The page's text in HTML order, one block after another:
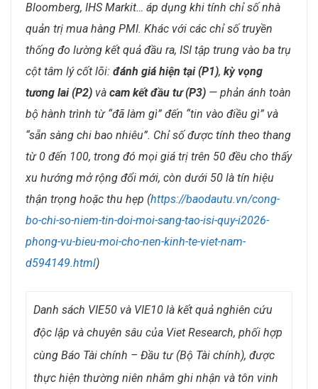
Bloomberg, IHS Markit… áp dụng khi tính chỉ số nhà
quản trị mua hàng PMI. Khác với các chỉ số truyền
thống đo lường kết quả đầu ra, ISI tập trung vào ba trụ
cột tâm lý cốt lõi: đánh giá hiện tại (P1), kỳ vọng
tương lai (P2) và cam kết đầu tư (P3) — phản ánh toàn
bộ hành trình từ “đã làm gì” đến “tin vào điều gì” và
“sẵn sàng chi bao nhiêu”. Chỉ số được tính theo thang
từ 0 đến 100, trong đó mọi giá trị trên 50 đều cho thấy
xu hướng mở rộng đổi mới, còn dưới 50 là tín hiệu
thận trọng hoặc thu hẹp (https://baodautu.vn/cong-
bo-chi-so-niem-tin-doi-moi-sang-tao-isi-quy-i2026-
phong-vu-bieu-moi-cho-nen-kinh-te-viet-nam-
d594149.html)
Danh sách VIE50 và VIE10 là kết quả nghiên cứu
độc lập và chuyên sâu của Viet Research, phối hợp
cùng Báo Tài chính – Đầu tư (Bộ Tài chính), được
thực hiện thường niên nhằm ghi nhận và tôn vinh